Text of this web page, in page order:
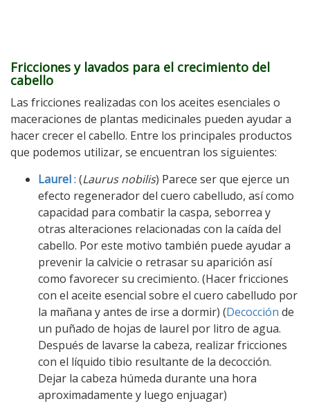
Fricciones y lavados para el crecimiento del
cabello
Las fricciones realizadas con los aceites esenciales o
maceraciones de plantas medicinales pueden ayudar a
hacer crecer el cabello. Entre los principales productos
que podemos utilizar, se encuentran los siguientes:
Laurel: (Laurus nobilis) Parece ser que ejerce un
efecto regenerador del cuero cabelludo, así como
capacidad para combatir la caspa, seborrea y
otras alteraciones relacionadas con la caída del
cabello. Por este motivo también puede ayudar a
prevenir la calvicie o retrasar su aparición así
como favorecer su crecimiento. (Hacer fricciones
con el aceite esencial sobre el cuero cabelludo por
la mañana y antes de irse a dormir) (Decocción de
un puñado de hojas de laurel por litro de agua.
Después de lavarse la cabeza, realizar fricciones
con el líquido tibio resultante de la decocción.
Dejar la cabeza húmeda durante una hora
aproximadamente y luego enjuagar)